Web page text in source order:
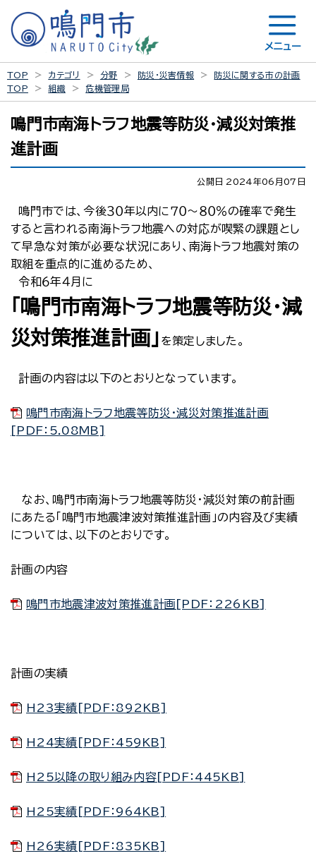
メニュー
TOP カテゴリ 分野 防災・災害情報
防災に関する市の計画
TOP
組織 危機管理局
鳴門市南海トラフ地震等防災・減災対策推
進計画
公開日 2024年06月07日
鳴門市では、今後３０年以内に７０～８０％の確率で発生
すると言われる南海トラフ地震への対応が喫緊の課題とし
て早急な対策が必要な状況にあり、南海トラフ地震対策の
取組を重点的に進めるため、
令和６年４月に
「鳴門市南海トラフ地震等防災・減
災対策推進計画」 を策定しました。
計画の内容は以下のとおりとなっています。
鳴門市南海トラフ地震等防災・減災対策推進計画
[PDF：5.08MB]
なお、鳴門市南海トラフ地震等防災・減災対策の前計画
にあたる「鳴門市地震津波対策推進計画」の内容及び実績
については、以下のとおりです。
計画の内容
鳴門市地震津波対策推進計画[PDF：226KB]
計画の実績
H23実績[PDF：892KB]
H24実績[PDF：459KB]
H25以降の取り組み内容[PDF：445KB]
H25実績[PDF：964KB]
H26実績[PDF：835KB]